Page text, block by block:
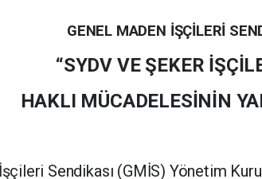
GENEL MADEN İŞÇİLERİ
“SYDV VE ŞEKER
HAKLI MÜCADELESİNİN
Sendikası (GMİS) Yönetim